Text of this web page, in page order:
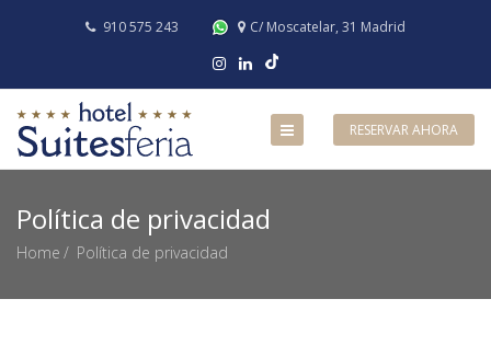
910 575 243 C/ Moscatelar, 31 Madrid
RESERVAR AHORA
Política de privacidad
Home Política de privacidad